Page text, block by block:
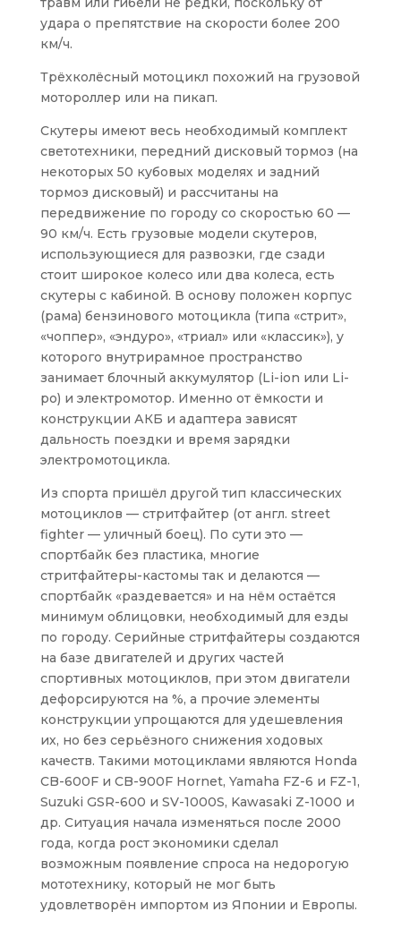
удара о препятствие на скорости более 200
км/ч.
Трёхколёсный мотоцикл похожий на грузовой
мотороллер или на пикап.
Скутеры имеют весь необходимый комплект
светотехники, передний дисковый тормоз (на
некоторых 50 кубовых моделях и задний
тормоз дисковый) и рассчитаны на
передвижение по городу со скоростью 60 —
90 км/ч. Есть грузовые модели скутеров,
использующиеся для развозки, где сзади
стоит широкое колесо или два колеса, есть
скутеры с кабиной. В основу положен корпус
(рама) бензинового мотоцикла (типа «стрит»,
«чоппер», «эндуро», «триал» или «классик»), у
которого внутрирамное пространство
занимает блочный аккумулятор (Li-ion или Li-
po) и электромотор. Именно от ёмкости и
конструкции АКБ и адаптера зависят
дальность поездки и время зарядки
электромотоцикла.
Из спорта пришёл другой тип классических
мотоциклов — стритфайтер (от англ. street
fighter — уличный боец). По сути это —
спортбайк без пластика, многие
стритфайтеры-кастомы так и делаются —
спортбайк «раздевается» и на нём остаётся
минимум облицовки, необходимый для езды
по городу. Серийные стритфайтеры создаются
на базе двигателей и других частей
спортивных мотоциклов, при этом двигатели
дефорсируются на %, а прочие элементы
конструкции упрощаются для удешевления
их, но без серьёзного снижения ходовых
качеств. Такими мотоциклами являются Honda
CB-600F и CB-900F Hornet, Yamaha FZ-6 и FZ-1,
Suzuki GSR-600 и SV-1000S, Kawasaki Z-1000 и
др. Ситуация начала изменяться после 2000
года, когда рост экономики сделал
возможным появление спроса на недорогую
мототехнику, который не мог быть
удовлетворён импортом из Японии и Европы.